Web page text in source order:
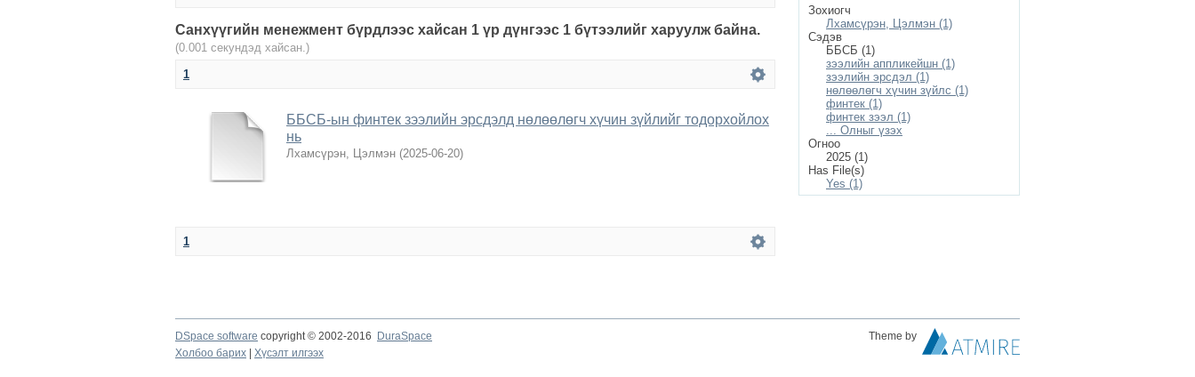
Санхүүгийн менежмент бүрдлээс хайсан 1 үр дүнгээс 1 бүтээлийг харуулж байна.
(0.001 секундэд хайсан.)
1
ББСБ-ын финтек зээлийн эрсдэлд нөлөөлөгч хүчин зүйлийг тодорхойлох
нь
Лхамсүрэн, Цэлмэн (2025-06-20)
1
Зохиогч
Лхамсүрэн, Цэлмэн (1)
Сэдэв
ББСБ (1)
зээлийн аппликейшн (1)
зээлийн эрсдэл (1)
нөлөөлөгч хүчин зүйлс (1)
финтек (1)
финтек зээл (1)
... Олныг үзэх
Огноо
2025 (1)
Has File(s)
Yes (1)
DSpace software copyright © 2002-2016 DuraSpace
Theme by
Холбоо барих
Хүсэлт илгээх